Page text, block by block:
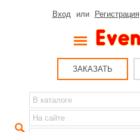
Вход или Регистрация
ЗАКАЗАТЬ